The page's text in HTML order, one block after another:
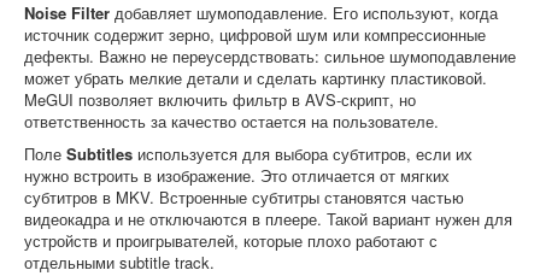
Noise Filter добавляет шумоподавление. Его используют, когда
источник содержит зерно, цифровой шум или компрессионные
дефекты. Важно не переусердствовать: сильное шумоподавление
может убрать мелкие детали и сделать картинку пластиковой.
MeGUI позволяет включить фильтр в AVS-скрипт, но
ответственность за качество остается на пользователе.
Поле Subtitles используется для выбора субтитров, если их
нужно встроить в изображение. Это отличается от мягких
субтитров в MKV. Встроенные субтитры становятся частью
видеокадра и не отключаются в плеере. Такой вариант нужен для
устройств и проигрывателей, которые плохо работают с
отдельными subtitle track.